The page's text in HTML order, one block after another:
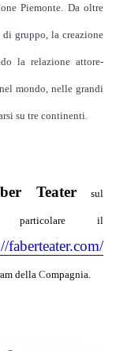
Piemonte. Da oltre
gruppo, la creazione
la relazione attore-
mondo, nelle grandi
su tre continenti.
Teater sul
il
faberteater.com/
della Compagnia.